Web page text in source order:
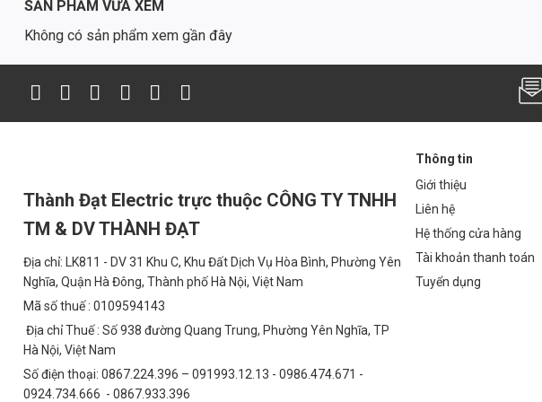
thọ lên tới 50.000 giờ.
4. Ứng Dụng
✅ Sân Pickleball ngoài trời tiêu chuẩn có chiều cao cột đèn 7 – 9m
✅ Kết hợp nhiều đèn 200W để tạo hệ chiếu sáng đồng đều, phân vùng ánh sáng linh hoạt
✅ Chiếu sáng các khu phụ trợ: lối đi, khán đài, khu chờ, bảng nội quy…
5. Tiêu Chuẩn Lựa Chọn Đèn Pha Sân Pickleball Phù Hợp
🔹 Công suất phù hợp diện tích và độ cao cột:
100W – 150W: sân nhỏ, cột 4 – 6m
200W – 300W: sân tiêu chuẩn, cột 7 – 9m
400W: sân lớn, khán đài cao, yêu cầu chiếu xa
🔹 Khả năng chống chói: Nên chọn đèn có thấu kính quang học, độ hoàn màu CRI ≥ 80,
SẢN PHẨM VỪA XEM
Không có sản phẩm xem gần đây
Thành Đạt Electric trực thuộc CÔNG TY TNHH
TM & DV THÀNH ĐẠT
Địa chỉ: LK811 - DV 31 Khu C, Khu Đất Dịch Vụ Hòa Bình, Phường Yên
Nghĩa, Quận Hà Đông, Thành phố Hà Nội, Việt Nam
Mã số thuế : 0109594143
Địa chỉ Thuế : Số 938 đường Quang Trung, Phường Yên Nghĩa, TP
Hà Nội, Việt Nam
Số điện thoại: 0867.224.396 – 091993.12.13 - 0986.474.671 -
0924.734.666 - 0867.933.396
Thông tin
Giới thiệu
Liên hệ
Hệ thống cửa hàng
Tài khoản thanh toán
Tuyển dụng